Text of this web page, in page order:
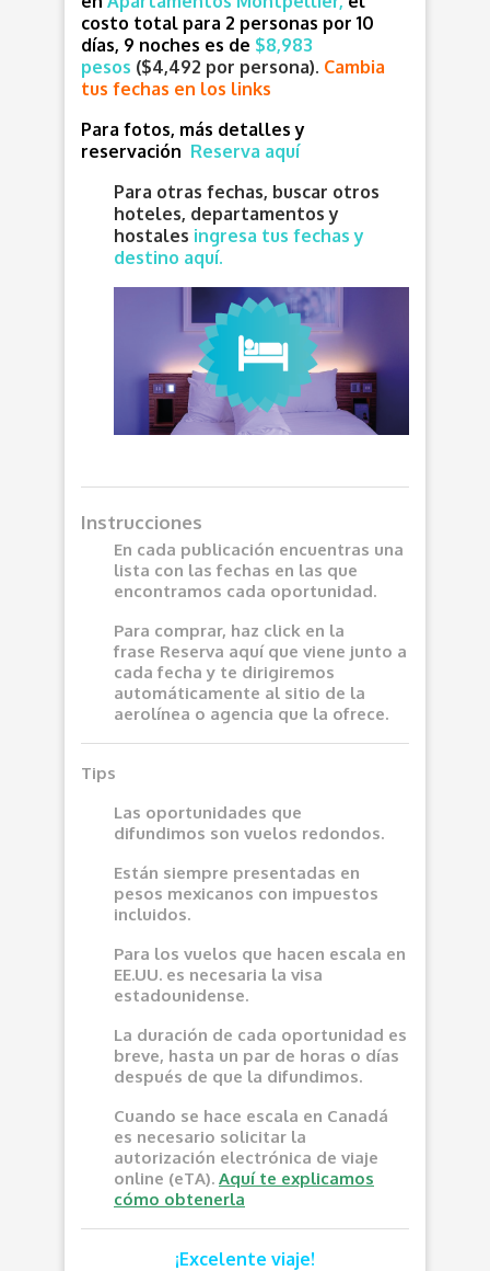
costo total para 2 personas por 10
días, 9 noches es de $8,983
pesos ($4,492 por persona). Cambia
tus fechas en los links
Para fotos, más detalles y
reservación Reserva aquí
Para otras fechas, buscar otros
hoteles, departamentos y
hostales ingresa tus fechas y
destino aquí.
Instrucciones
En cada publicación encuentras una
lista con las fechas en las que
encontramos cada oportunidad.
Para comprar, haz click en la
frase Reserva aquí que viene junto a
cada fecha y te dirigiremos
automáticamente al sitio de la
aerolínea o agencia que la ofrece.
Tips
Las oportunidades que
difundimos son vuelos redondos.
Están siempre presentadas en
pesos mexicanos con impuestos
incluidos.
Para los vuelos que hacen escala en
EE.UU. es necesaria la visa
estadounidense.
La duración de cada oportunidad es
breve, hasta un par de horas o días
después de que la difundimos.
Cuando se hace escala en Canadá
es necesario solicitar la
autorización electrónica de viaje
online (eTA). Aquí te explicamos
cómo obtenerla
¡Excelente viaje!